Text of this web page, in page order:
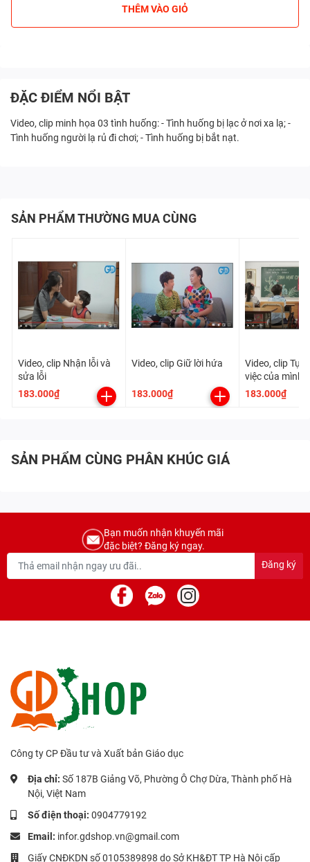
THÊM VÀO GIỎ
ĐẶC ĐIỂM NỔI BẬT
Video, clip minh họa 03 tình huống: - Tình huống bị lạc ở nơi xa lạ; -
Tình huống người lạ rủ đi chơi; - Tình huống bị bắt nạt.
SẢN PHẨM THƯỜNG MUA CÙNG
Video, clip Nhận lỗi và
sửa lỗi
183.000₫
Video, clip Giữ lời hứa
183.000₫
Video, clip Tự
việc của mình
183.000₫
SẢN PHẨM CÙNG PHÂN KHÚC GIÁ
Bạn muốn nhận khuyến mãi
đặc biệt? Đăng ký ngay.
Đăng ký
Công ty CP Đầu tư và Xuất bản Giáo dục
Địa chỉ: Số 187B Giảng Võ, Phường Ô Chợ Dừa, Thành phố Hà
Nội, Việt Nam
Số điện thoại: 0904779192
Email: infor.gdshop.vn@gmail.com
Giấy CNĐKDN số 0105389898 do Sở KH&ĐT TP Hà Nội cấp